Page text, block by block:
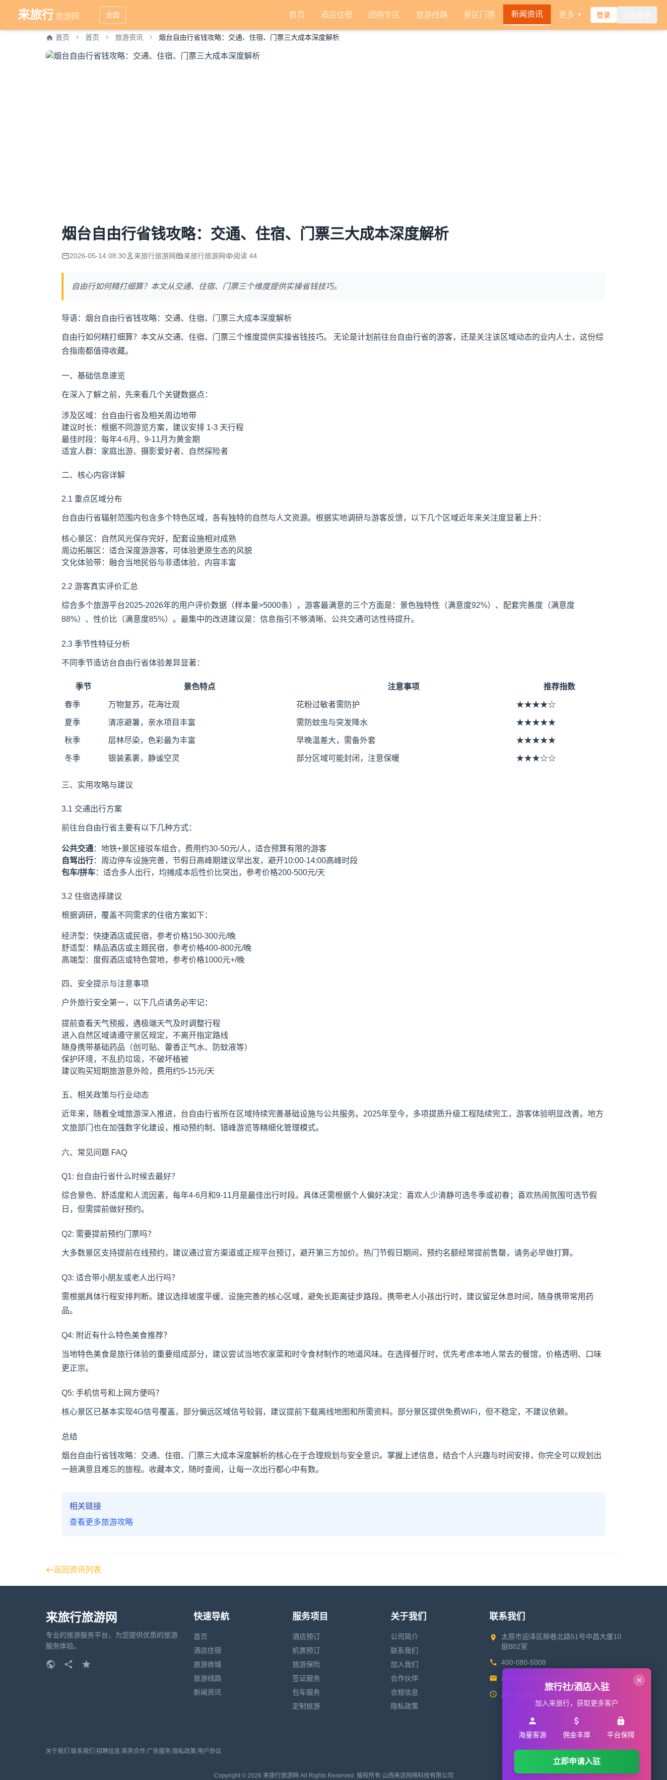
来旅行 旅游网 全国 首页 酒店住宿 团购专区 旅游线路 景区门票 新闻资讯 更多 ▼ 登录
首页 首页 旅游资讯 烟台自由行省钱攻略：交通、住宿、门票三大成本深度解析
烟台自由行省钱攻略：交通、住宿、门票三大成本深度解析
2026-05-14 08:30 来旅行旅游网 来旅行旅游网 阅读 44
自由行如何精打细算？本文从交通、住宿、门票三个维度提供实操省钱技巧。
导语：烟台自由行省钱攻略：交通、住宿、门票三大成本深度解析
自由行如何精打细算？本文从交通、住宿、门票三个维度提供实操省钱技巧。 无论是计划前往台自由行省的游客，还是关注该区域动态的业内人士，这份综
合指南都值得收藏。
一、基础信息速览
在深入了解之前，先来看几个关键数据点：
涉及区域：台自由行省及相关周边地带
建议时长：根据不同游览方案，建议安排 1-3 天行程
最佳时段：每年4-6月、9-11月为黄金期
适宜人群：家庭出游、摄影爱好者、自然探险者
二、核心内容详解
2.1 重点区域分布
台自由行省辐射范围内包含多个特色区域，各有独特的自然与人文资源。根据实地调研与游客反馈，以下几个区域近年来关注度显著上升：
核心景区：自然风光保存完好，配套设施相对成熟
周边拓展区：适合深度游游客，可体验更原生态的风貌
文化体验带：融合当地民俗与非遗体验，内容丰富
2.2 游客真实评价汇总
综合多个旅游平台2025-2026年的用户评价数据（样本量>5000条），游客最满意的三个方面是：景色独特性（满意度92%）、配套完善度（满意度
88%）、性价比（满意度85%）。最集中的改进建议是：信息指引不够清晰、公共交通可达性待提升。
2.3 季节性特征分析
不同季节造访台自由行省体验差异显著：
季节 景色特点 注意事项 推荐指数
春季 万物复苏，花海壮观 花粉过敏者需防护 ★★★★☆
夏季 清凉避暑，亲水项目丰富 需防蚊虫与突发降水 ★★★★★
秋季 层林尽染，色彩最为丰富 早晚温差大，需备外套 ★★★★★
冬季 银装素裹，静谧空灵 部分区域可能封闭，注意保暖 ★★★☆☆
三、实用攻略与建议
3.1 交通出行方案
前往台自由行省主要有以下几种方式：
公共交通：地铁+景区接驳车组合，费用约30-50元/人，适合预算有限的游客
自驾出行：周边停车设施完善，节假日高峰期建议早出发，避开10:00-14:00高峰时段
包车/拼车：适合多人出行，均摊成本后性价比突出，参考价格200-500元/天
3.2 住宿选择建议
根据调研，覆盖不同需求的住宿方案如下：
经济型：快捷酒店或民宿，参考价格150-300元/晚
舒适型：精品酒店或主题民宿，参考价格400-800元/晚
高端型：度假酒店或特色营地，参考价格1000元+/晚
四、安全提示与注意事项
户外旅行安全第一，以下几点请务必牢记：
提前查看天气预报，遇极端天气及时调整行程
进入自然区域请遵守景区规定，不离开指定路线
随身携带基础药品（创可贴、藿香正气水、防蚊液等）
保护环境，不乱扔垃圾，不破坏植被
建议购买短期旅游意外险，费用约5-15元/天
五、相关政策与行业动态
近年来，随着全域旅游深入推进，台自由行省所在区域持续完善基础设施与公共服务。2025年至今，多项提质升级工程陆续完工，游客体验明显改善。地方
文旅部门也在加强数字化建设，推动预约制、错峰游览等精细化管理模式。
六、常见问题 FAQ
Q1: 台自由行省什么时候去最好？
综合景色、舒适度和人流因素，每年4-6月和9-11月是最佳出行时段。具体还需根据个人偏好决定：喜欢人少清静可选冬季或初春；喜欢热闹氛围可选节假
日，但需提前做好预约。
Q2: 需要提前预约门票吗？
大多数景区支持提前在线预约，建议通过官方渠道或正规平台预订，避开第三方加价。热门节假日期间，预约名额经常提前售罄，请务必早做打算。
Q3: 适合带小朋友或老人出行吗？
需根据具体行程安排判断。建议选择坡度平缓、设施完善的核心区域，避免长距离徒步路段。携带老人小孩出行时，建议留足休息时间，随身携带常用药
品。
Q4: 附近有什么特色美食推荐？
当地特色美食是旅行体验的重要组成部分，建议尝试当地农家菜和时令食材制作的地道风味。在选择餐厅时，优先考虑本地人常去的餐馆，价格透明、口味
更正宗。
Q5: 手机信号和上网方便吗？
核心景区已基本实现4G信号覆盖，部分偏远区域信号较弱，建议提前下载离线地图和所需资料。部分景区提供免费WiFi，但不稳定，不建议依赖。
总结
烟台自由行省钱攻略：交通、住宿、门票三大成本深度解析的核心在于合理规划与安全意识。掌握上述信息，结合个人兴趣与时间安排，你完全可以规划出
一趟满意且难忘的旅程。收藏本文，随时查阅，让每一次出行都心中有数。
相关链接
查看更多旅游攻略
返回资讯列表
来旅行旅游网
专业的旅游服务平台，为您提供优质的旅游
服务体验。
快速导航
首页
酒店住宿
旅游商城
旅游线路
新闻资讯
服务项目
酒店预订
机票预订
旅游保险
签证服务
包车服务
定制旅游
关于我们
公司简介
联系我们
加入我们
合作伙伴
合规信息
隐私政策
联系我们
太原市迎泽区柳巷北路51号中昌大厦10
层B02室
400-080-5008
service@lailvxing.cn
周一至周日 9:00-21:00
关于我们 联系我们 招聘信息 商务合作 广告服务 隐私政策 用户协议 晋 ICP 备 17001633 号
Copyright © 2026 来旅行旅游网 All Rights Reserved. 版权所有 山西来这网络科技有限公司
旅行社/酒店入驻
加入来旅行，获取更多客户
海量客源 佣金丰厚 平台保障
立即申请入驻